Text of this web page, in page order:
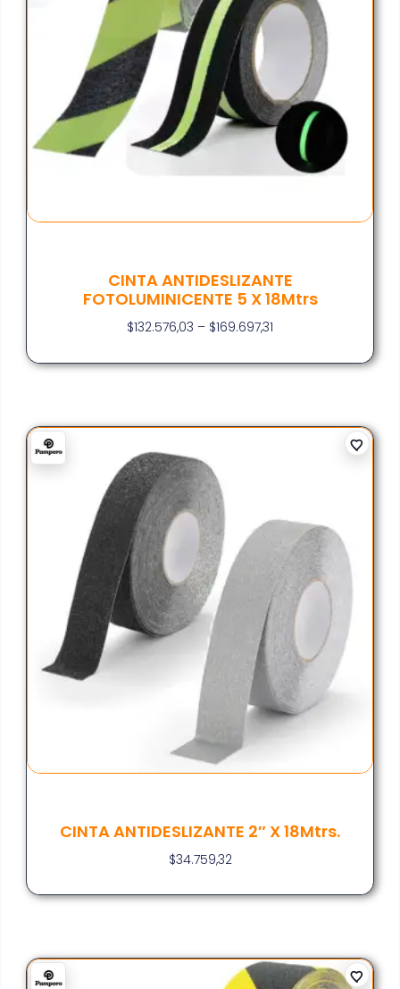
CINTA ANTIDESLIZANTE
FOTOLUMINICENTE 5 X 18Mtrs
$132.576,03 – $169.697,31
CINTA ANTIDESLIZANTE 2″ X 18Mtrs.
$34.759,32